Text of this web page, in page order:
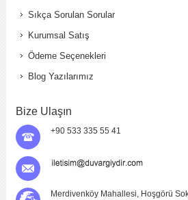
Yorumu Gönder
Sıkça Sorulan Sorular
Kurumsal Satış
Ödeme Seçenekleri
Blog Yazılarımız
Bize Ulaşın
+90 533 335 55 41
Merdivenköy Mahallesi, Hoşgörü